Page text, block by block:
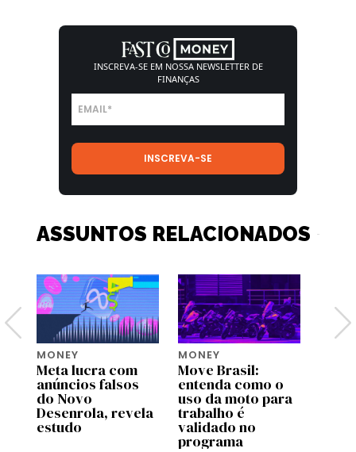
INSCREVA-SE EM NOSSA NEWSLETTER DE
FINANÇAS
ASSUNTOS RELACIONADOS
MONEY
Meta lucra com
anúncios falsos
do Novo
Desenrola, revela
estudo
MONEY
Move Brasil:
entenda como o
uso da moto para
trabalho é
validado no
programa